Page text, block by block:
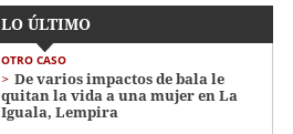
LO ÚLTIMO
OTRO CASO
De varios impactos de bala le
quitan la vida a una mujer en La
Iguala, Lempira